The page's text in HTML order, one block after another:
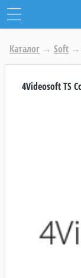
Каталог → Soft →
4Videosoft TS